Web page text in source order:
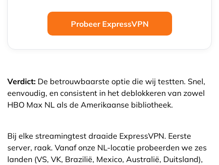
Probeer ExpressVPN
Verdict: De betrouwbaarste optie die wij testten. Snel,
eenvoudig, en consistent in het deblokkeren van zowel
HBO Max NL als de Amerikaanse bibliotheek.
Bij elke streamingtest draaide ExpressVPN. Eerste
server, raak. Vanaf onze NL-locatie probeerden we zes
landen (VS, VK, Brazilië, Mexico, Australië, Duitsland),